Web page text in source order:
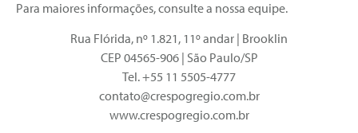
Para maiores informações, consulte a nossa equipe.
Rua Flórida, nº 1.821, 11º andar | Brooklin
CEP 04565-906 | São Paulo/SP
Tel. +55 11 5505-4777
contato@crespogregio.com.br
www.crespogregio.com.br